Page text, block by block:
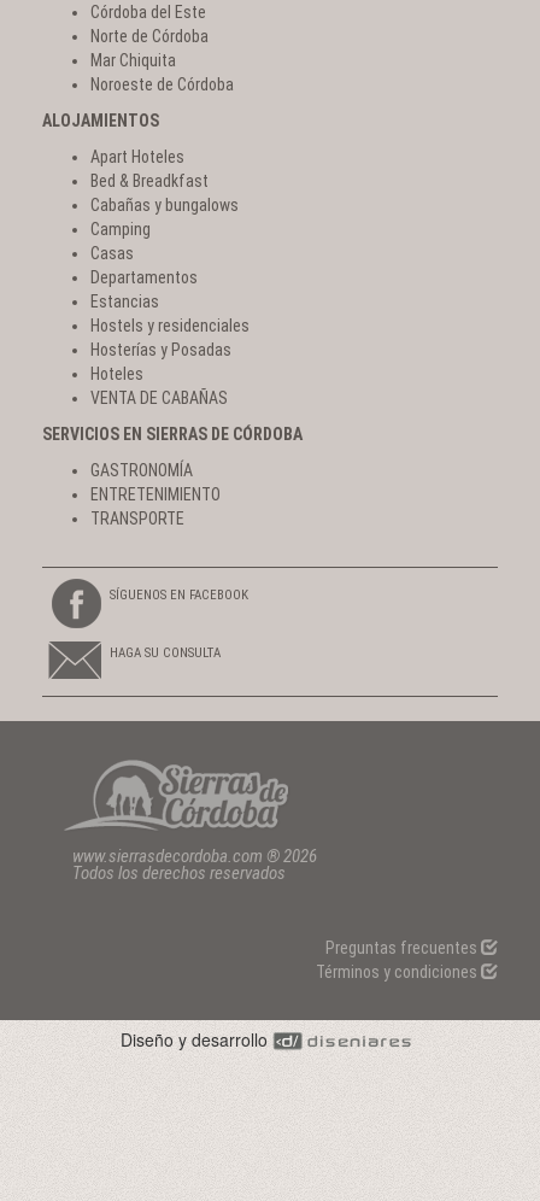
Córdoba del Este
Norte de Córdoba
Mar Chiquita
Noroeste de Córdoba
ALOJAMIENTOS
Apart Hoteles
Bed & Breadkfast
Cabañas y bungalows
Camping
Casas
Departamentos
Estancias
Hostels y residenciales
Hosterías y Posadas
Hoteles
VENTA DE CABAÑAS
SERVICIOS EN SIERRAS DE CÓRDOBA
GASTRONOMÍA
ENTRETENIMIENTO
TRANSPORTE
SÍGUENOS EN FACEBOOK
HAGA SU CONSULTA
www.sierrasdecordoba.com ® 2026
Todos los derechos reservados
Preguntas frecuentes
Términos y condiciones
Diseño y desarrollo